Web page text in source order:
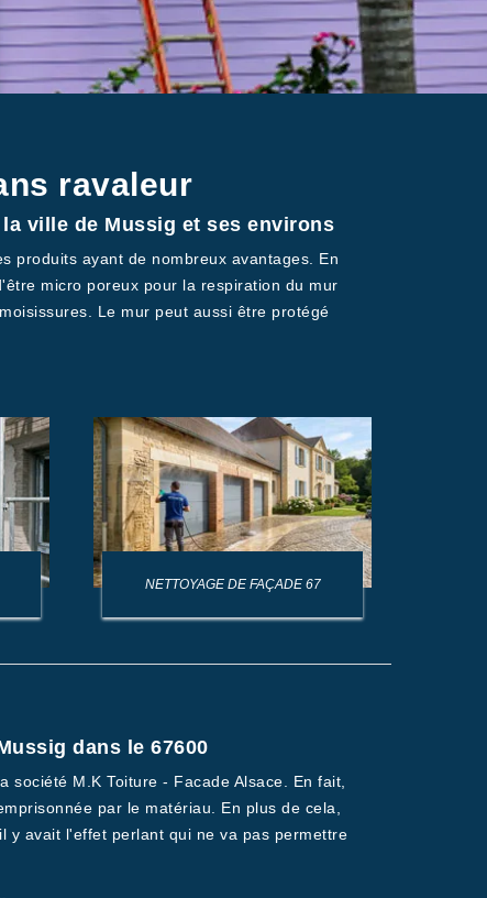
ravaleur
ville de Mussig et ses environs
produits ayant de nombreux avantages. En
micro poreux pour la respiration du mur
Le mur peut aussi être protégé
NETTOYAGE DE FAÇADE 67
dans le 67600
M.K Toiture - Facade Alsace. En fait,
par le matériau. En plus de cela,
y avait l'effet perlant qui ne va pas permettre